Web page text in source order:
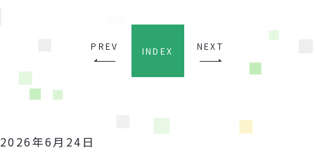
PREV INDEX NEXT
2026年6月24日